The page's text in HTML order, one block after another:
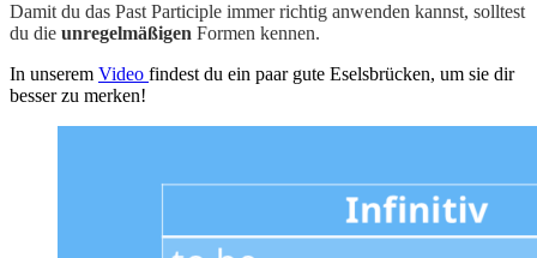
Damit du das Past Participle immer richtig anwenden kannst, solltest
du die unregelmäßigen Formen kennen.
In unserem Video findest du ein paar gute Eselsbrücken, um sie dir
besser zu merken!